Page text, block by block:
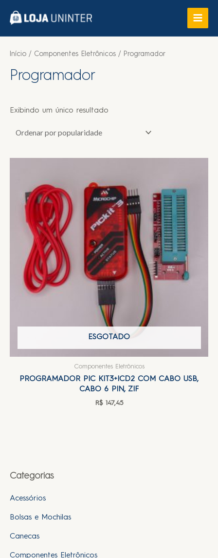
Categorias
Acessórios
Bolsas e Mochilas
Canecas
Componentes Eletrônicos
Início / Componentes Eletrônicos / Programador
Programador
Exibindo um único resultado
ESGOTADO
Componentes Eletrônicos
PROGRAMADOR PIC KIT3+ICD2 COM CABO USB,
CABO 6 PIN, ZIF
R$147,45